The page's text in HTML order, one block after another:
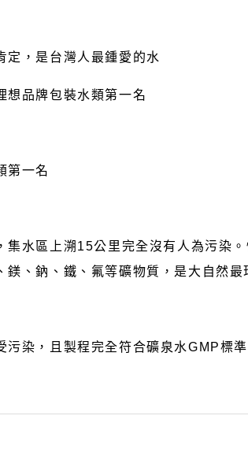
定，是台灣人最鍾愛的水
想品牌包裝水類第一名
第一名
水區上溯15公里完全沒有人為污染
、鈉、鐵、氟等礦物質，是大自然最
染，且製程完全符合礦泉水GMP標